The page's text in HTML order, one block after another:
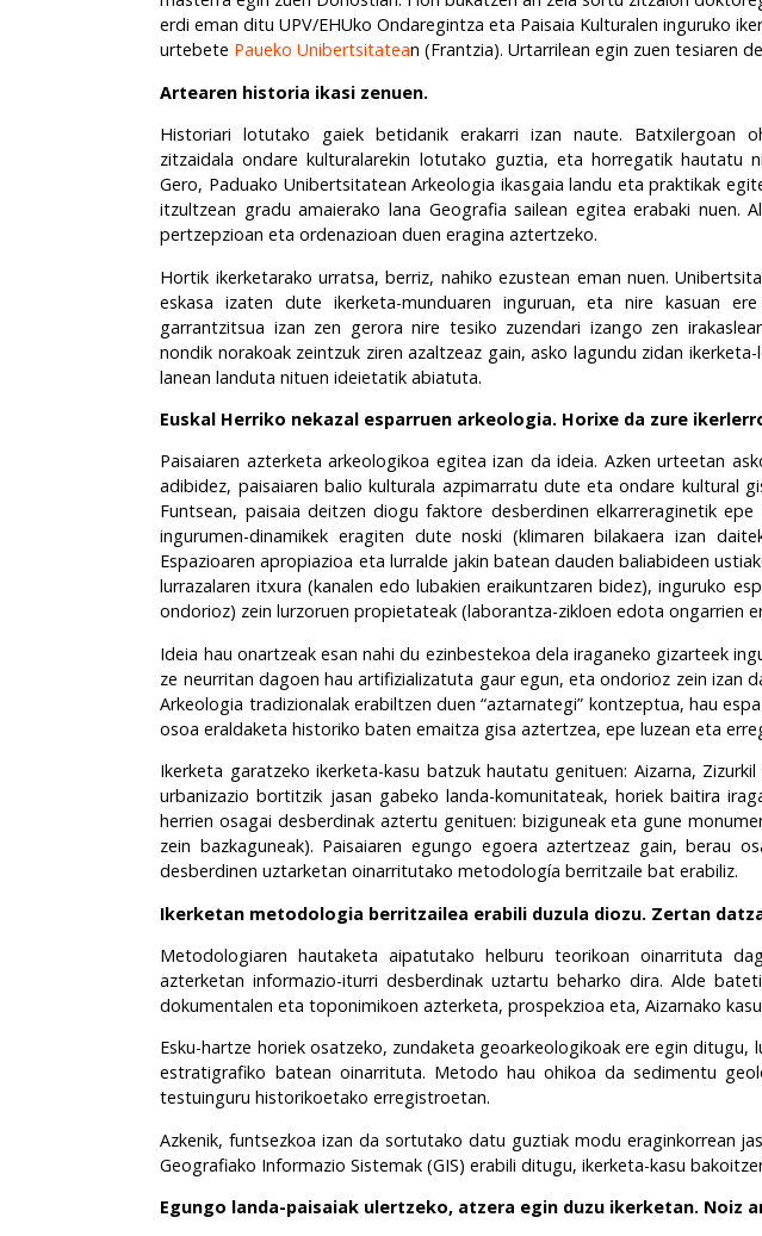
erdi eman ditu UPV/EHUko Ondaregintza eta Paisaia Kulturalen inguruko
urtebete Paueko Unibertsitatean (Frantzia). Urtarrilean egin zuen tesiaren
Artearen historia ikasi zenuen.
Historiari lotutako gaiek betidanik erakarri izan naute. Batxilergoan
zitzaidala ondare kulturalarekin lotutako guztia, eta horregatik hautatu
Gero, Paduako Unibertsitatean Arkeologia ikasgaia landu eta praktikak
itzultzean gradu amaierako lana Geografia sailean egitea erabaki nuen.
pertzepzioan eta ordenazioan duen eragina aztertzeko.
Hortik ikerketarako urratsa, berriz, nahiko ezustean eman nuen.
eskasa izaten dute ikerketa-munduaren inguruan, eta nire kasuan
garrantzitsua izan zen gerora nire tesiko zuzendari izango zen
nondik norakoak zeintzuk ziren azaltzeaz gain, asko lagundu zidan
lanean landuta nituen ideietatik abiatuta.
Euskal Herriko nekazal esparruen arkeologia. Horixe da zure
Paisaiaren azterketa arkeologikoa egitea izan da ideia. Azken urteetan
adibidez, paisaiaren balio kulturala azpimarratu dute eta ondare kultural
Funtsean, paisaia deitzen diogu faktore desberdinen elkarreraginetik
ingurumen-dinamikek eragiten dute noski (klimaren bilakaera izan
Espazioaren apropiazioa eta lurralde jakin batean dauden baliabideen
lurrazalaren itxura (kanalen edo lubakien eraikuntzaren bidez), inguruko
ondorioz) zein lurzoruen propietateak (laborantza-zikloen edota ongarrien
Ideia hau onartzeak esan nahi du ezinbestekoa dela iraganeko gizarteek
ze neurritan dagoen hau artifizializatuta gaur egun, eta ondorioz zein izan
Arkeologia tradizionalak erabiltzen duen “aztarnategi” kontzeptua, hau
osoa eraldaketa historiko baten emaitza gisa aztertzea, epe luzean eta
Ikerketa garatzeko ikerketa-kasu batzuk hautatu genituen: Aizarna,
urbanizazio bortitzik jasan gabeko landa-komunitateak, horiek baitira
herrien osagai desberdinak aztertu genituen: biziguneak eta gune
zein bazkaguneak). Paisaiaren egungo egoera aztertzeaz gain, berau
desberdinen uztarketan oinarritutako metodología berritzaile bat erabiliz.
Ikerketan metodologia berritzailea erabili duzula diozu. Zertan
Metodologiaren hautaketa aipatutako helburu teorikoan oinarrituta
azterketan informazio-iturri desberdinak uztartu beharko dira. Alde
dokumentalen eta toponimikoen azterketa, prospekzioa eta, Aizarnako
Esku-hartze horiek osatzeko, zundaketa geoarkeologikoak ere egin
estratigrafiko batean oinarrituta. Metodo hau ohikoa da sedimentu
testuinguru historikoetako erregistroetan.
Azkenik, funtsezkoa izan da sortutako datu guztiak modu eraginkorrean
Geografiako Informazio Sistemak (GIS) erabili ditugu, ikerketa-kasu
Egungo landa-paisaiak ulertzeko, atzera egin duzu ikerketan. Noiz